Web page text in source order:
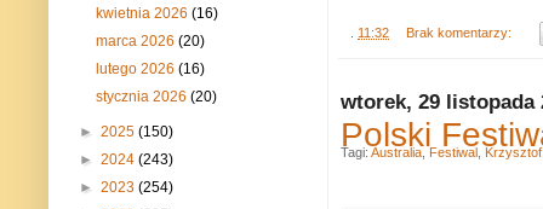
11:32 Brak komentarzy:
wtorek, 29 listopada
Polski
Tagi: Australia, Festiwal ,
kwietnia 2026(16)
marca 2026(20)
lutego 2026(16)
stycznia 2026(20)
► 2025 (150)
► 2024 (243)
► 2023 (254)